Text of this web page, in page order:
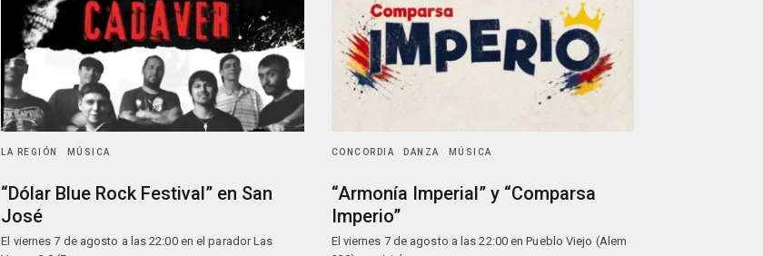
LA REGIÓN MÚSICA
“Dólar Blue Rock Festival” en San
José
El viernes 7 de agosto a las 22:00 en el parador Las
CONCORDIA DANZA MÚSICA
“Armonía Imperial” y “Comparsa
Imperio”
El viernes 7 de agosto a las 22:00 en Pueblo Viejo (Alem